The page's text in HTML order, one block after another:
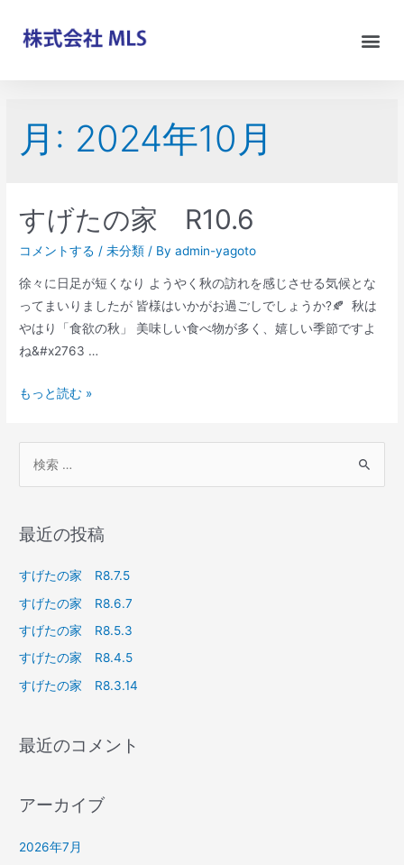
月: 2024年10月
すげたの家 R10.6
コメントする /未分類 / Byadmin-yagoto
徐々に日足が短くなり ようやく秋の訪れを感じさせる気候とな
ってまいりましたが 皆様はいかがお過ごしでしょうか?🍂 秋は
やはり「食欲の秋」 美味しい食べ物が多く、嬉しい季節ですよ
ね&#x2763 …
もっと読む »
最近の投稿
すげたの家 R8.7.5
すげたの家 R8.6.7
すげたの家 R8.5.3
すげたの家 R8.4.5
すげたの家 R8.3.14
最近のコメント
アーカイブ
2026年7月